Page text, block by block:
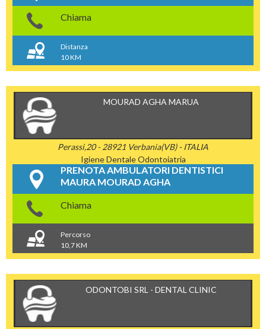
Chiama
Distanza
10 KM
MOURAD AGHA MARUA
Perassi,20 - 28921 Verbania(VB) - ITALIA
Igiene Dentale Odontoiatria
PRENOTA AMBULATORI DENTISTICI
MAURA MOURAD AGHA
Chiama
Percorso
10,7 KM
ODONTOBI SRL - DENTAL CLINIC